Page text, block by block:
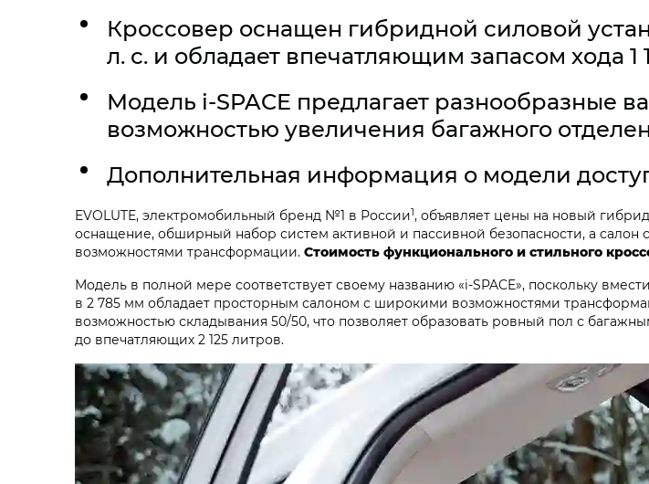
Кроссовер оснащен гибридной силовой
л. с. и обладает впечатляющим запасом хода 1
Модель i‑SPACE предлагает разнообразные
возможностью увеличения багажного
Дополнительная информация о модели
EVOLUTE, электромобильный бренд №1 в России1, объявляет цены на новый
оснащение, обширный набор систем активной и пассивной безопасности, а
возможностями трансформации. Стоимость функционального и стильного
Модель в полной мере соответствует своему названию «i‑SPACE», поскольку
в 2 785 мм обладает просторным салоном с широкими возможностями
возможностью складывания 50/50, что позволяет образовать ровный пол с
до впечатляющих 2 125 литров.